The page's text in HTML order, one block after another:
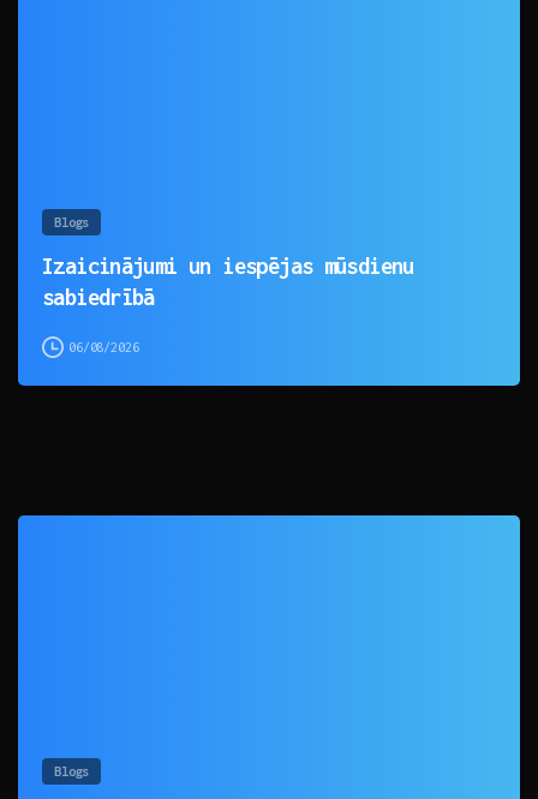
Blogs
Izaicinājumi un iespējas mūsdienu
sabiedrībā
06/08/2026
Blogs